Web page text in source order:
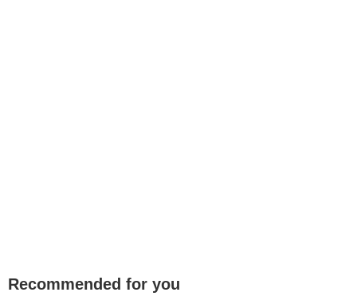
Recommended for you